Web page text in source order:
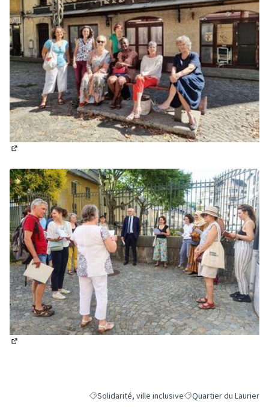
Filtrer les résultats de la catégorie : Solidarité,
Solidarité, ville inclusiveFiltrer les résultats
Quartier du Laurier